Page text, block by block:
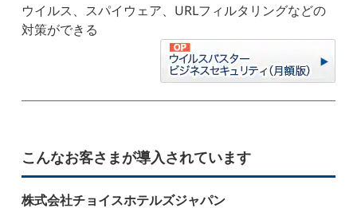
ウイルス、スパイウェア、URLフィルタリングなどの
対策ができる
こんなお客さまが導入されています
株式会社チョイスホテルズジャパン